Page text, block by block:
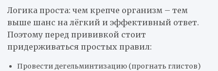
Логика проста: чем крепче организм – тем
выше шанс на лёгкий и эффективный ответ.
Поэтому перед прививкой стоит
придерживаться простых правил:
Провести дегельминтизацию (прогнать глистов)